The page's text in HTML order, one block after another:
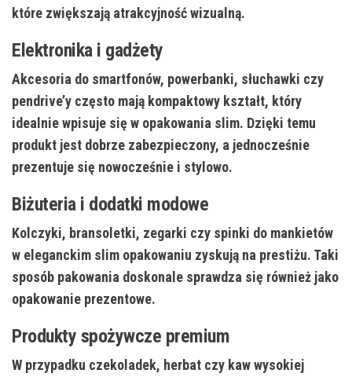
które zwiększają atrakcyjność wizualną.
Elektronika i gadżety
Akcesoria do smartfonów, powerbanki, słuchawki czy
pendrive’y często mają kompaktowy kształt, który
idealnie wpisuje się w opakowania slim. Dzięki temu
produkt jest dobrze zabezpieczony, a jednocześnie
prezentuje się nowocześnie i stylowo.
Biżuteria i dodatki modowe
Kolczyki, bransoletki, zegarki czy spinki do mankietów
w eleganckim slim opakowaniu zyskują na prestiżu. Taki
sposób pakowania doskonale sprawdza się również jako
opakowanie prezentowe.
Produkty spożywcze premium
W przypadku czekoladek, herbat czy kaw wysokiej